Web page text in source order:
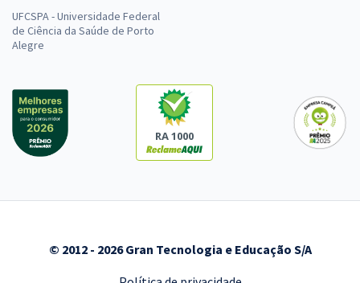
UFCSPA - Universidade Federal
de Ciência da Saúde de Porto
Alegre
RA 1000
© 2012 - 2026 Gran Tecnologia e Educação S/A